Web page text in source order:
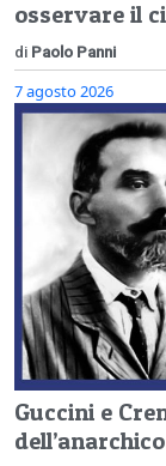
osservare il
di Paolo Panni
7 agosto 2026
Guccini e